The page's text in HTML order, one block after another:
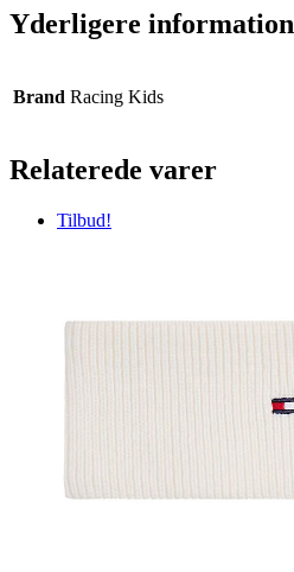
Yderligere information
Brand Racing Kids
Relaterede varer
Tilbud!